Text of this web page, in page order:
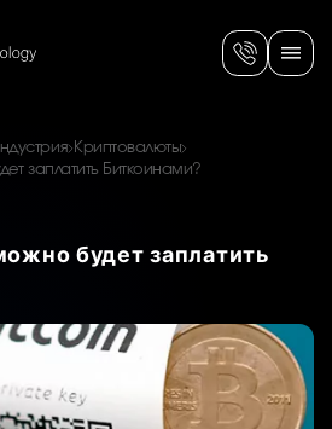
Криптовалюты
заплатить Биткоинами?
будет заплатить